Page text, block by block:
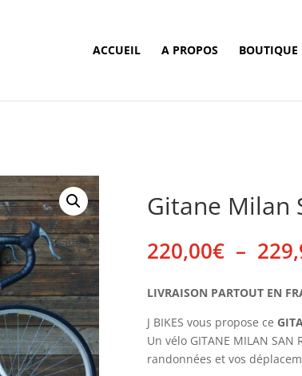
ACCUEIL A PROPOS BOUTIQUE
Gitane Milan
220,00€ –
LIVRAISON PARTOUT EN
J BIKES vous propose ce
Un vélo GITANE MILAN
randonnées et vos